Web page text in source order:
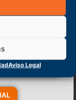
Aviso Legal
a mis
y
ser